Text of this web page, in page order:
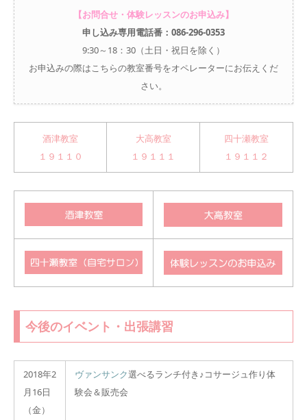
【お問合せ・体験レッスンのお申込み】
申し込み専用電話番：086-296-0353
9:30～18：30（土日・祝日を除く）
お申込みの際はこちらの教室番号をオペレーターにお伝えくだ
さい。
酒津教室
１９１１０
大高教室
１９１１１
四十瀬教室
１９１１２
今後のイベント・出張講習
2018年2
月16日
（金）
ヴァンサンク選べるランチ付き♪コサージュ作り体
験会＆販売会